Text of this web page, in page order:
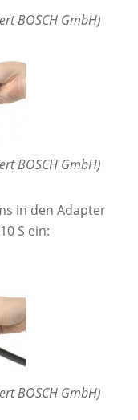
BOSCH GmbH)
BOSCH GmbH)
in den Adapter
S ein:
BOSCH GmbH)